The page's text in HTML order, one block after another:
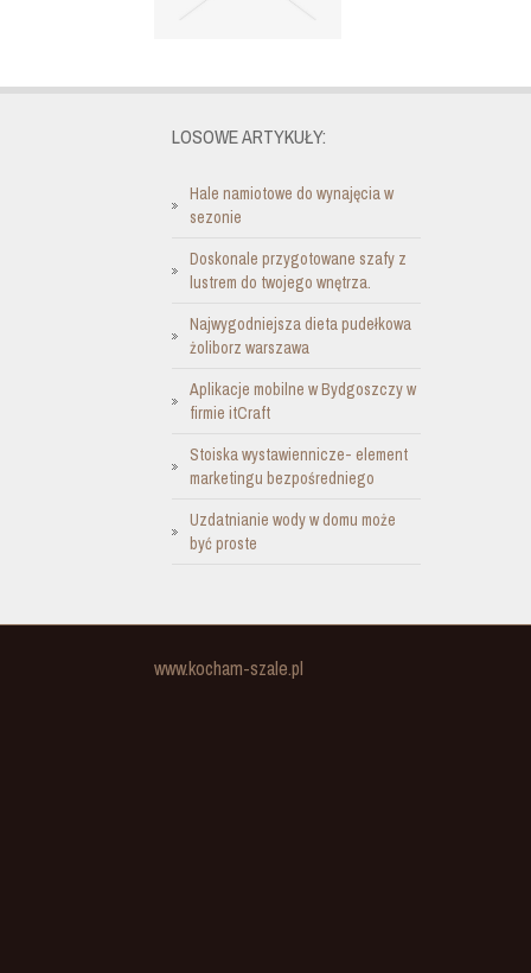
LOSOWE ARTYKUŁY:
Hale namiotowe do wynajęcia w
sezonie
Doskonale przygotowane szafy z
lustrem do twojego wnętrza.
Najwygodniejsza dieta pudełkowa
żoliborz warszawa
Aplikacje mobilne w Bydgoszczy w
firmie itCraft
Stoiska wystawiennicze- element
marketingu bezpośredniego
Uzdatnianie wody w domu może
być proste
www.kocham-szale.pl